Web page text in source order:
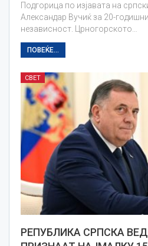
Подгорица по изјавата на
Александар Вучиќ за 20-
независност. Црногорското…
ПОВЕЌЕ...
СВЕТ
РЕПУБЛИКА СРПСКА